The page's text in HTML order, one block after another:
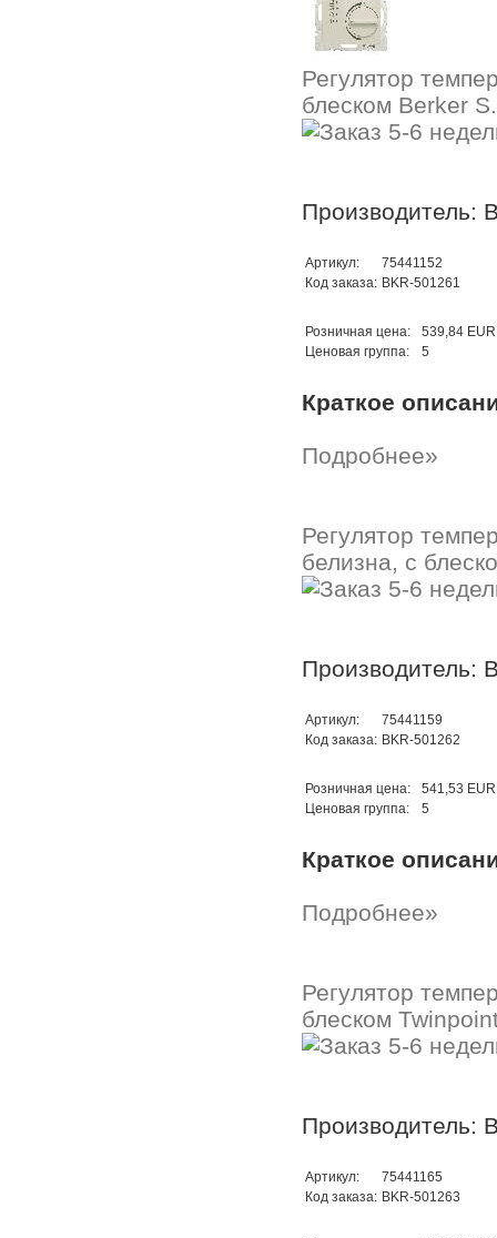
Регулятор
блеском Berker
Производитель:
Артикул:
75441152
Код заказа: BKR-501261
Розничная цена:
539,84 EUR
Ценовая группа:
5
Краткое
Подробнее»
Регулятор
белизна, с
Производитель:
Артикул:
75441159
Код заказа: BKR-501262
Розничная цена:
541,53 EUR
Ценовая группа:
5
Краткое
Подробнее»
Регулятор
блеском
Производитель:
Артикул:
75441165
Код заказа: BKR-501263